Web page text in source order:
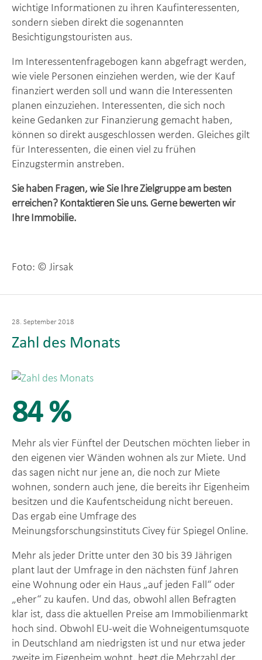
wichtige Informationen zu ihren Kaufinteressenten,
sondern sieben direkt die sogenannten
Besichtigungstouristen aus.
Im Interessentenfragebogen kann abgefragt werden,
wie viele Personen einziehen werden, wie der Kauf
finanziert werden soll und wann die Interessenten
planen einzuziehen. Interessenten, die sich noch
keine Gedanken zur Finanzierung gemacht haben,
können so direkt ausgeschlossen werden. Gleiches gilt
für Interessenten, die einen viel zu frühen
Einzugstermin anstreben.
Sie haben Fragen, wie Sie Ihre Zielgruppe am besten
erreichen? Kontaktieren Sie uns. Gerne bewerten wir
Ihre Immobilie.
Foto: © Jirsak­­­
Zahl des Monats
84 %
Mehr als vier Fünftel der Deutschen möchten lieber in
den eigenen vier Wänden wohnen als zur Miete. Und
das sagen nicht nur jene an, die noch zur Miete
wohnen, sondern auch jene, die bereits ihr Eigenheim
besitzen und die Kaufentscheidung nicht bereuen.
Das ergab eine Umfrage des
Meinungsforschungsinstituts Civey für Spiegel Online.
Mehr als jeder Dritte unter den 30 bis 39 Jährigen
plant laut der Umfrage in den nächsten fünf Jahren
eine Wohnung oder ein Haus „auf jeden Fall“ oder
„eher“ zu kaufen. Und das, obwohl allen Befragten
klar ist, dass die aktuellen Preise am Immobilienmarkt
hoch sind. Obwohl EU-weit die Wohneigentumsquote
in Deutschland am niedrigsten ist und nur etwa jeder
zweite im Eigenheim wohnt, hegt die Mehrzahl der
Veröffentlicht
28. September 2018